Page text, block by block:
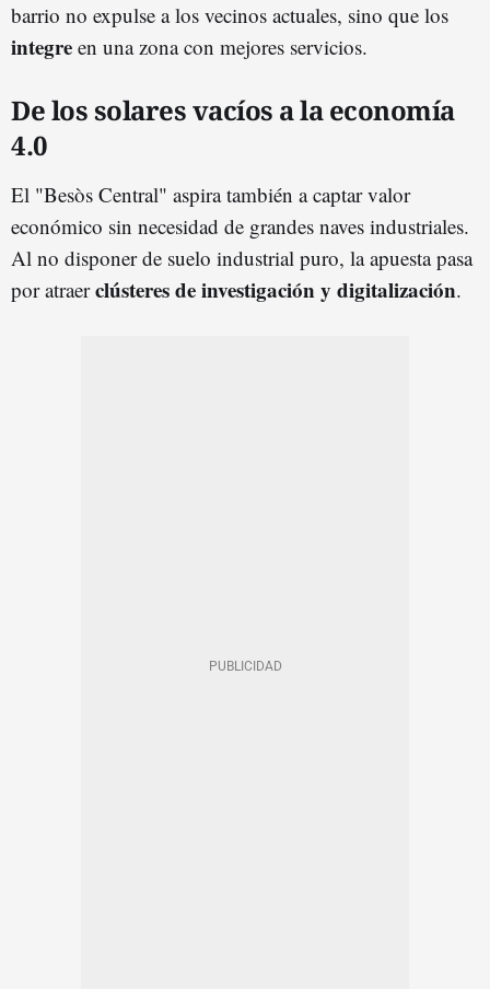
barrio no expulse a los vecinos actuales, sino que los
integre en una zona con mejores servicios.
De los solares vacíos a la economía
4.0
El "Besòs Central" aspira también a captar valor
económico sin necesidad de grandes naves industriales.
Al no disponer de suelo industrial puro, la apuesta pasa
por atraerclústeres de investigación y digitalización.